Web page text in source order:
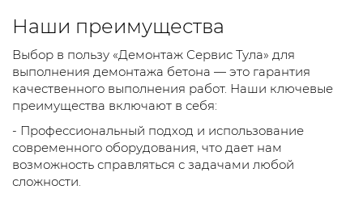
Наши преимущества
Выбор в пользу «Демонтаж Сервис Тула» для
выполнения демонтажа бетона — это гарантия
качественного выполнения работ. Наши ключевые
преимущества включают в себя:
- Профессиональный подход и использование
современного оборудования, что дает нам
возможность справляться с задачами любой
сложности.